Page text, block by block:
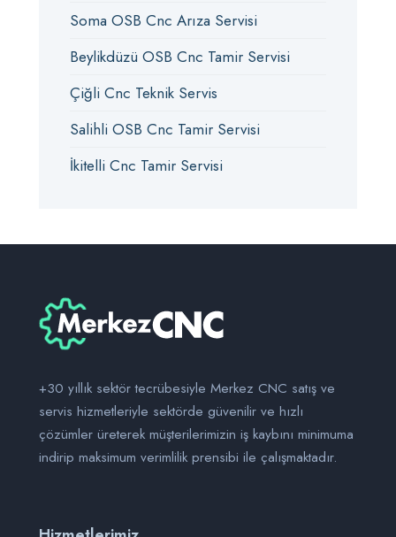
Soma OSB Cnc Arıza Servisi
Beylikdüzü OSB Cnc Tamir Servisi
Çiğli Cnc Teknik Servis
Salihli OSB Cnc Tamir Servisi
İkitelli Cnc Tamir Servisi
+30 yıllık sektör tecrübesiyle Merkez CNC satış ve
servis hizmetleriyle sektörde güvenilir ve hızlı
çözümler üreterek müşterilerimizin iş kaybını minimuma
indirip maksimum verimlilik prensibi ile çalışmaktadır.